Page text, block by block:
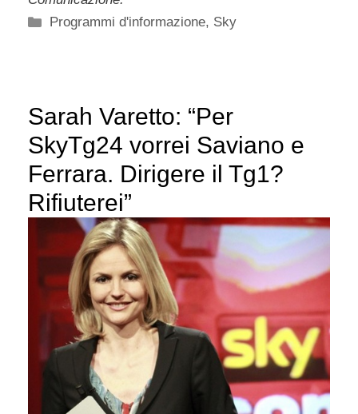
Categorie
Programmi d'informazione, Sky
Sarah Varetto: “Per
SkyTg24 vorrei Saviano e
Ferrara. Dirigere il Tg1?
Rifiuterei”